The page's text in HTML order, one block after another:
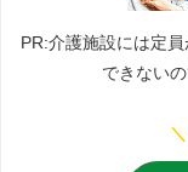
PR:介護施設には定
できない
＼